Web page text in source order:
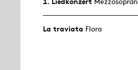
La traviata Flora